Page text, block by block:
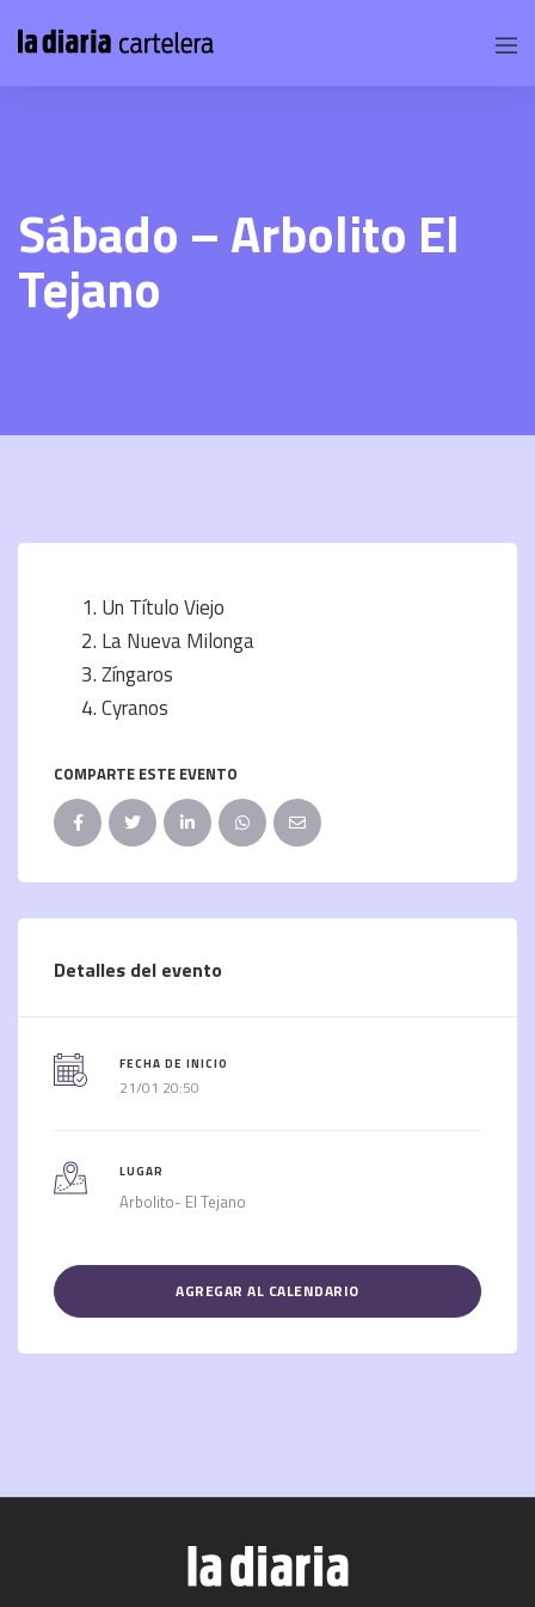
Sábado – Arbolito El
Tejano
Un Título Viejo
La Nueva Milonga
Zíngaros
Cyranos
COMPARTE ESTE EVENTO
Detalles del evento
FECHA DE INICIO
21/01 20:50
LUGAR
Arbolito- El Tejano
AGREGAR AL CALENDARIO